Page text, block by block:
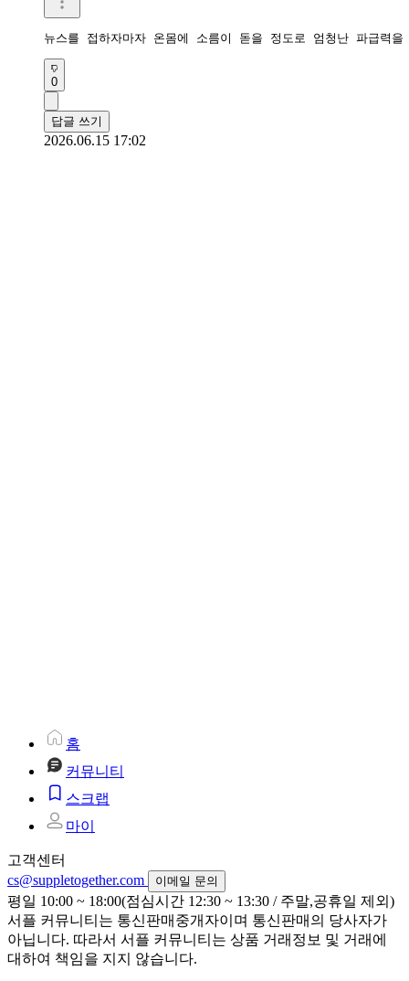
뉴스를 접하자마자 온몸에 소름이 돋을 정도로 엄청난 파급력
0
답글 쓰기
2026.06.15 17:02
홈
커뮤니티
스크랩
마이
고객센터
cs@suppletogether.com
이메일 문의
평일 10:00 ~ 18:00(점심시간 12:30 ~ 13:30 / 주말,공휴일 제외)
서플 커뮤니티는 통신판매중개자이며 통신판매의 당사자가
아닙니다. 따라서 서플 커뮤니티는 상품 거래정보 및 거래에
대하여 책임을 지지 않습니다.